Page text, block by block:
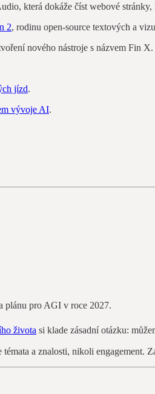
která dokáže číst webové
2, rodinu open-source textových a
nového nástroje s názvem Fin X.
jízd.
vývoje AI.
plánu pro AGI v roce 2027.
života si klade zásadní otázku:
a znalosti, nikoli engagement.